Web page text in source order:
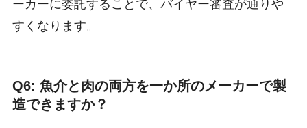
ーカーに委託することで、バイヤー審査が通りや
すくなります。
Q6: 魚介と肉の両方を一か所のメーカーで製
造できますか？